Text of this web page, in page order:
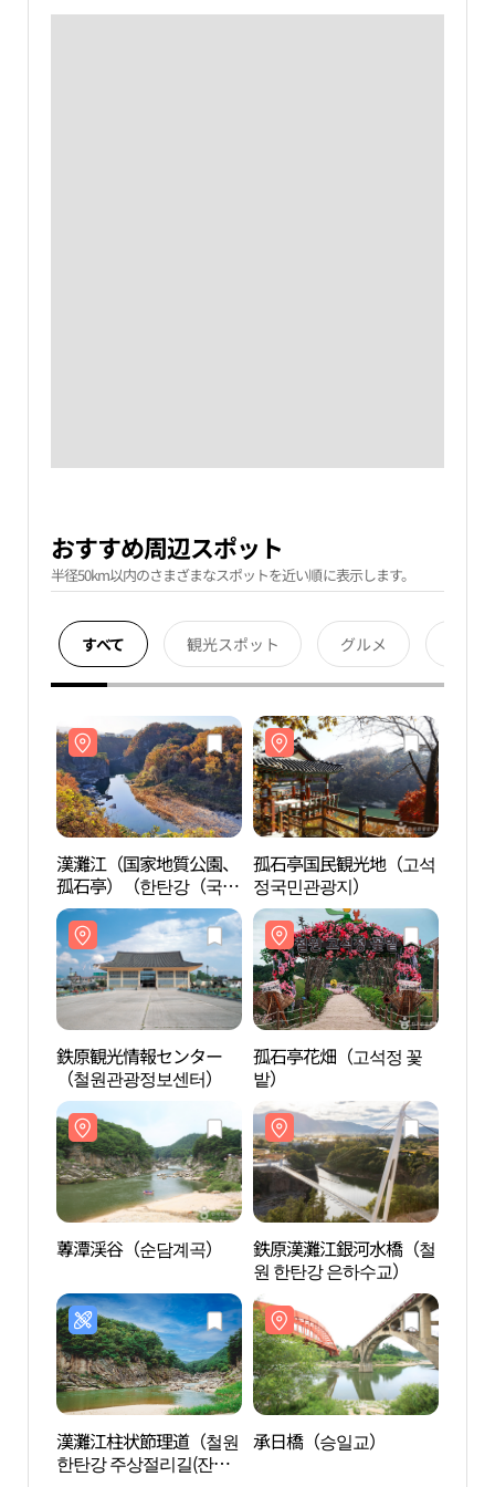
おすすめ周辺スポット
半径50km以内のさまざまなスポットを近い順に表示します。
すべて 観光スポット グルメ
漢灘江（国家地質公園、
孤石亭）（한탄강（국가
지질공원, 고석정））
孤石亭国民観光地（고석
정국민관광지）
鉄原観光情報センター
（철원관광정보센터）
孤石亭花畑（고석정 꽃
밭）
蓴潭渓谷（순담계곡）
鉄原漢灘江銀河水橋（철
원 한탄강 은하수교）
漢灘江柱状節理道（철원
한탄강 주상절리길(잔
承日橋（승일교）